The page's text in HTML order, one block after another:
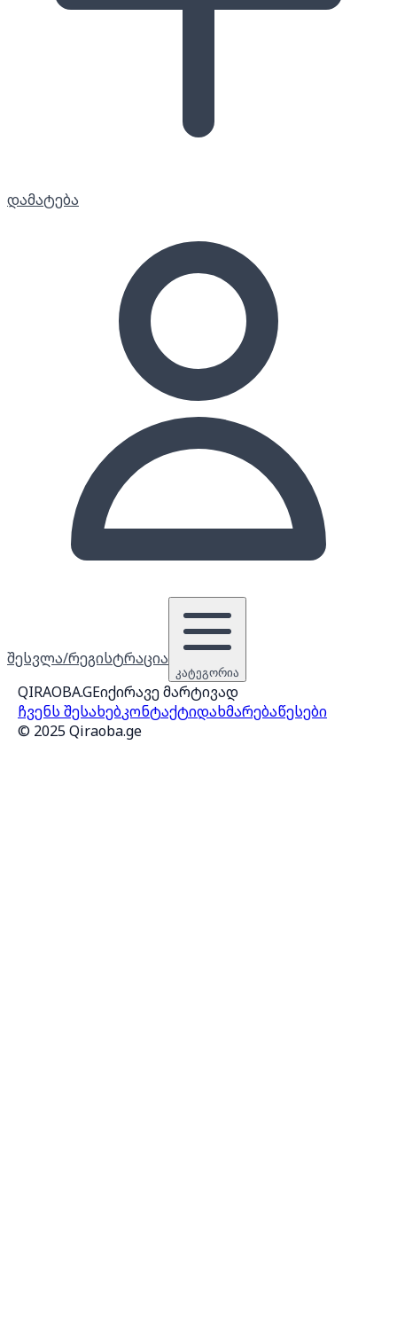
დამატება
შესვლა/რეგისტრაცია
კატეგორია
QIRAOBA.GEიქირავე მარტივად
ჩვენს შესახებკონტაქტიდახმარებაწესები
© 2025 Qiraoba.ge